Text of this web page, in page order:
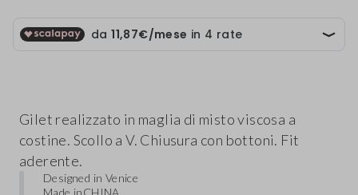
Gilet realizzato in maglia di misto viscosa a
costine. Scollo a V. Chiusura con bottoni. Fit
aderente.
Designed in Venice